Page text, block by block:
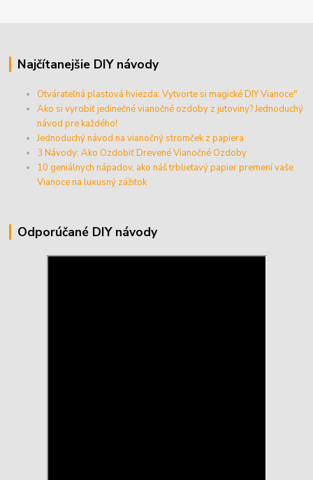
Najčítanejšie DIY návody
Otvárateľná plastová hviezda: Vytvorte si magické DIY Vianoce"
Ako si vyrobiť jedinečné vianočné ozdoby z jutoviny? Jednoduchý
návod pre každého!
Jednoduchý návod na vianočný stromček z papiera
3 Návody: Ako Ozdobiť Drevené Vianočné Ozdoby
10 geniálnych nápadov, ako náš trblietavý papier premení vaše
Vianoce na luxusný zážitok
Odporúčané DIY návody